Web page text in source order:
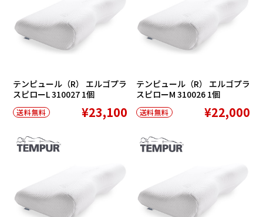
テンピュール（R） エルゴプラ
スピローL 310027 1個
送料無料 ¥23,100
テンピュール（R） エルゴプラ
スピローM 310026 1個
送料無料 ¥22,000